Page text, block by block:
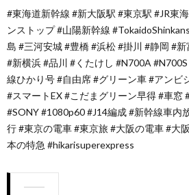
#東海道新幹線 #新大阪駅 #東京駅 #JR東
ンストップ #山陽新幹線
島 #三河安城 #豊橋 #浜松 #掛川 #静岡 #
#新横浜 #品川 #くたけし #N700A
線ひかり号 #自由席 #グリーン車 #アンビ
#スマートEX #こだまグリーン早得 #車窓
#SONY #1080p60 #J14編成 #新幹線車内
行 #東京の電車 #東京旅 #大阪の電車 #大
本の特急 #hikarisuperexpress